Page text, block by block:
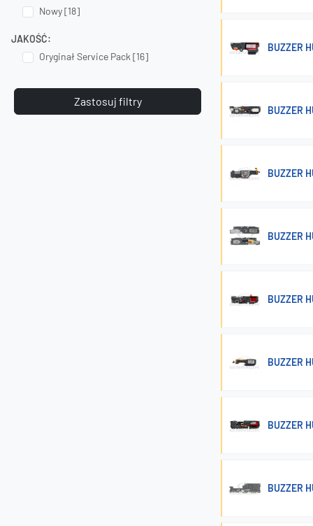
Nowy [18]
JAKOŚĆ:
Oryginał Service Pack [16]
Zastosuj filtry
BUZZER
BUZZER
BUZZER
BUZZER
BUZZER
BUZZER
BUZZER
BUZZER